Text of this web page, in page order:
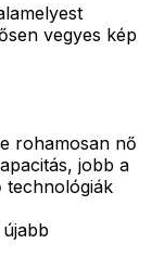
vegyes kép
rohamosan nő
jobb a
technológiák